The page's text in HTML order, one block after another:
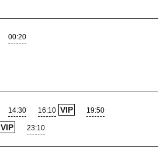
00:20
14:30 16:10 VIP 19:50
VIP 23:10